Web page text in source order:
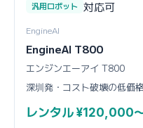
汎用ロボット 対応可
EngineAI
EngineAI T800
エンジンエーアイ T800
深圳発・コスト破壊の低価
レンタル ¥120,000